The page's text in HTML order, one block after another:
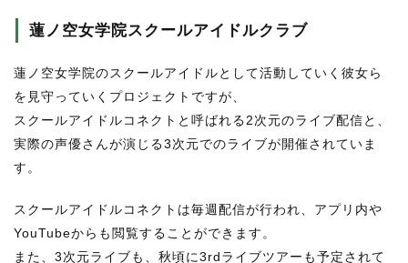
蓮ノ空女学院スクールアイドルクラブ
蓮ノ空女学院のスクールアイドルとして活動していく彼女ら
を見守っていくプロジェクトですが、
スクールアイドルコネクトと呼ばれる2次元のライブ配信と、
実際の声優さんが演じる3次元でのライブが開催されていま
す。
スクールアイドルコネクトは毎週配信が行われ、アプリ内や
YouTubeからも閲覧することができます。
また、3次元ライブも、秋頃に3rdライブツアーも予定されて